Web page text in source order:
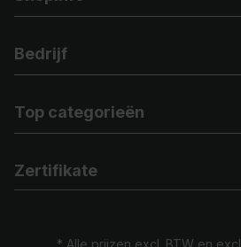
Bedrijf
Top categorieën
Zertifikate
* Alle prijzen excl. BTW en excl.